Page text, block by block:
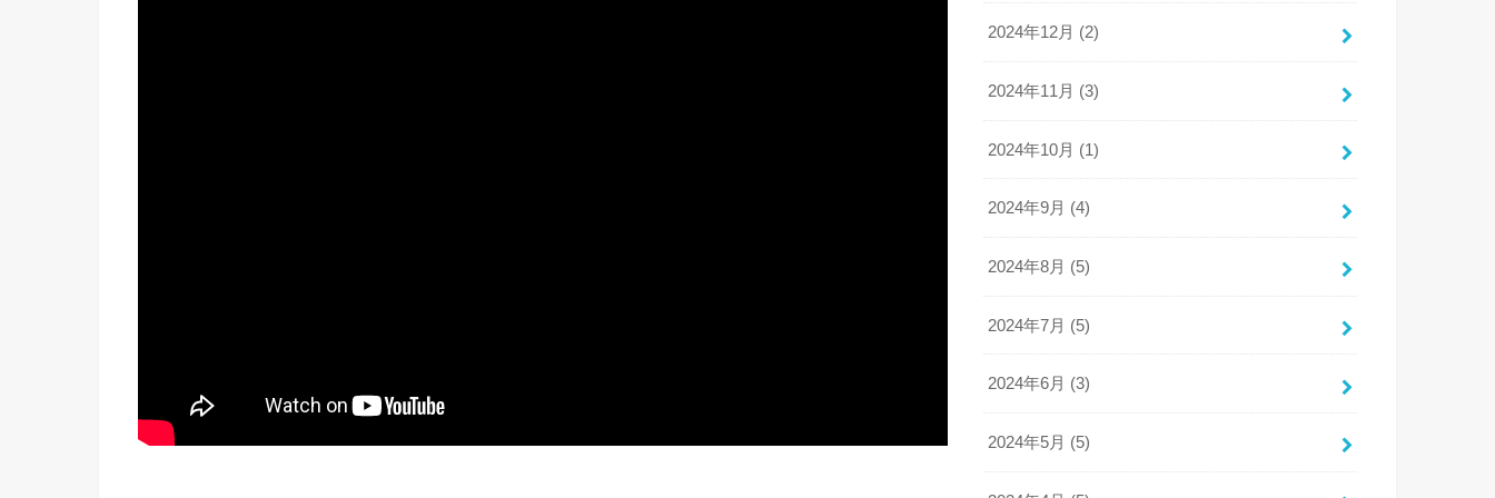
2024年12月 (2)
2024年11月 (3)
2024年10月 (1)
2024年9月 (4)
2024年8月 (5)
2024年7月 (5)
2024年6月 (3)
2024年5月 (5)